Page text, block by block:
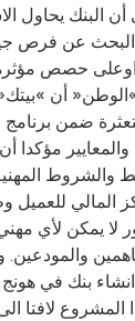
البنك يحاول
البحث عن فرص
اوعلى حصص
أن
ضمن
مؤكدا
والشروط
المالي للعميل
لا يمكن لأي
بنك في هونج
المشروع لافتا